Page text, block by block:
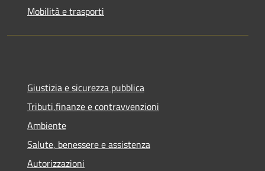
Mobilità e trasporti
Giustizia e sicurezza pubblica
Tributi,finanze e contravvenzioni
Ambiente
Salute, benessere e assistenza
Autorizzazioni